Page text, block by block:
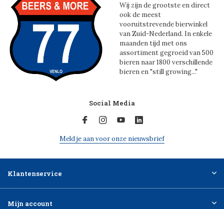
Wij zijn de grootste en direct
ook de meest
vooruitstrevende bierwinkel
van Zuid-Nederland. In enkele
maanden tijd met ons
assortiment gegroeid van 500
bieren naar 1800 verschillende
bieren en "still growing..."
Social Media
Meld je aan voor onze nieuwsbrief
Klantenservice
Mijn account